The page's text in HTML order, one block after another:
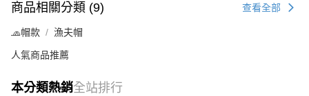
商品相關分類 (9) 查看全部
🧢帽款 漁夫帽
人氣商品推薦
本分類熱銷全站排行